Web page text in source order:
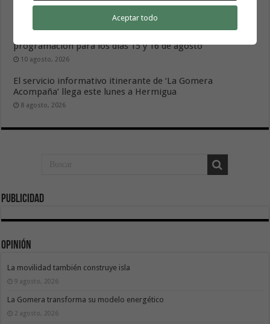
programación para los días 15 y 16 de agosto
10 agosto, 2026
El servicio informativo itinerante de ‘La Gomera
Acompaña’ llega este lunes a Hermigua
8 agosto, 2026
Publicidad
Opinión
La movilidad también construye isla
9 agosto, 2026
La Gomera transforma su modelo energético
2 agosto, 2026
Aceptar todo